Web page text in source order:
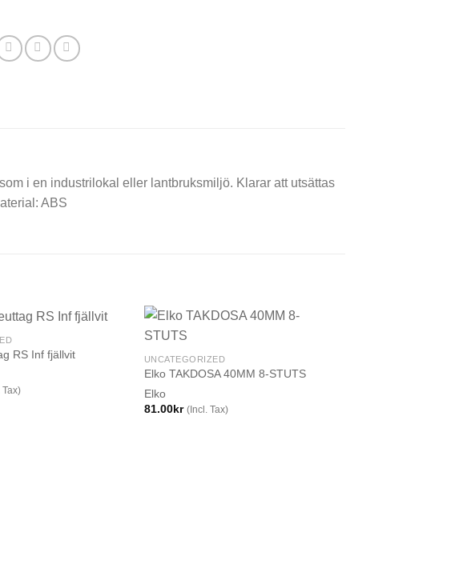
i en industrilokal eller lantbruksmiljö. Klarar att utsättas
ABS
RS Inf fjällvit
Tax)
UNCATEGORIZED
Elko TAKDOSA 40MM 8-STUTS
Elko
81.00kr (Incl. Tax)